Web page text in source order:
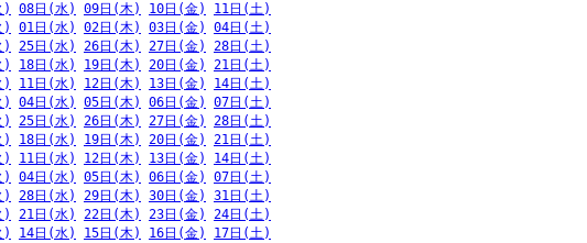
) 08日(水) 09日(木) 10日(金)
11日(土)
) 01日(水) 02日(木) 03日(金)
04日(土)
) 25日(水) 26日(木) 27日(金)
28日(土)
) 18日(水) 19日(木) 20日(金)
21日(土)
) 11日(水) 12日(木) 13日(金)
14日(土)
) 04日(水) 05日(木) 06日(金)
07日(土)
) 25日(水) 26日(木) 27日(金)
28日(土)
) 18日(水) 19日(木) 20日(金)
21日(土)
) 11日(水) 12日(木) 13日(金)
14日(土)
) 04日(水) 05日(木) 06日(金)
07日(土)
) 28日(水) 29日(木) 30日(金)
31日(土)
) 21日(水) 22日(木) 23日(金)
24日(土)
) 14日(水) 15日(木) 16日(金)
17日(土)